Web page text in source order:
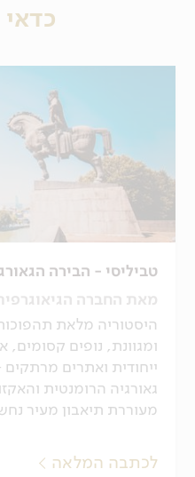
טביליסי - הבירה
מאת החברה
היסטוריה מלאת
ומגוונת, נופים קסומים,
ייחודית ואתרים
גאורגיה הרומנטית
מעוררת תיאבון מעיר
לכתבה המלאה